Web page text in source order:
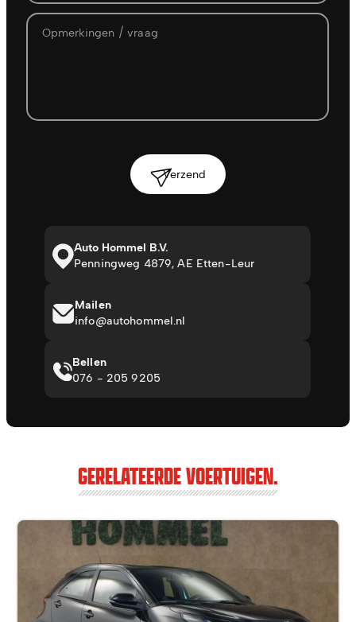
Verzend
Auto Hommel B.V.
Penningweg 4879, AE Etten-Leur
Mailen
info@autohommel.nl
Bellen
076 - 205 9205
GERELATEERDE VOERTUIGEN.